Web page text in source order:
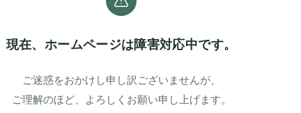
現在、ホームページは障害対応中です。
ご迷惑をおかけし申し訳ございませんが、
ご理解のほど、よろしくお願い申し上げます。